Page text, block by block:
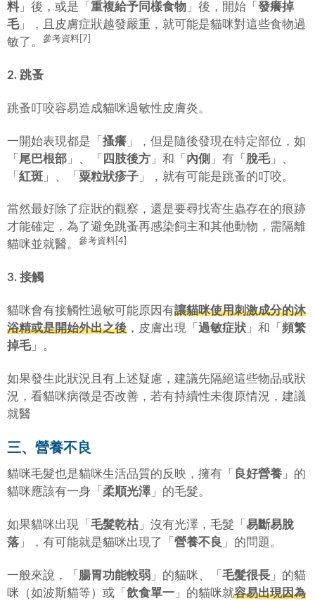
料」後，或是「 重複給予同樣食物 」後，開始「 發癢掉
毛」，且皮膚症狀越發嚴重，就可能是貓咪對這些食物過
敏了。
參考資料[7]
2. 跳蚤
跳蚤叮咬容易造成貓咪過敏性皮膚炎。
一開始表現都是「 搔癢 」，但是隨後發現在特定部位，如
「 尾巴根部 」、「 四肢後方 」和「 內側 」有「 脫毛」、
「 紅斑 」、「 粟粒狀疹子 」，就有可能是跳蚤的叮咬。
當然最好除了症狀的觀察，還是要尋找寄生蟲存在的痕跡
才能確定，為了避免跳蚤再感染飼主和其他動物，需隔離
貓咪並就醫。
參考資料[4]
3. 接觸
貓咪會有接觸性過敏可能原因有讓貓咪使用刺激成分的沐
浴精或是開始外出之後 ，皮膚出現「 過敏症狀 」和「 頻繁
掉毛」。
如果發生此狀況且有上述疑慮，建議先隔絕這些物品或狀
況，看貓咪病徵是否改善，若有持續性未復原情況，建議
就醫
三、營養不良
貓咪毛髮也是貓咪生活品質的反映，擁有「 良好營養 」的
貓咪應該有一身「 柔順光澤 」的毛髮。
如果貓咪出現「 毛髮乾枯」沒有光澤，毛髮「 易斷易脫
落 」，有可能就是貓咪出現了「 營養不良 」的問題。
一般來說，「 腸胃功能較弱 」的貓咪、「 毛髮很長 」的貓
咪（如波斯貓等）或「 飲食單一 」的貓咪就容易出現因為